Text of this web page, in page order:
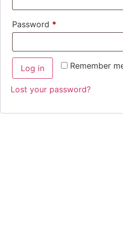
Password *
Remember
Log in
Lost your password?